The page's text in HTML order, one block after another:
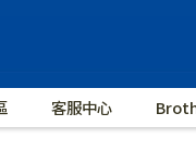
客服中心